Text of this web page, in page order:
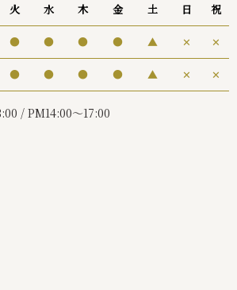
火 水 木 金 土 日 祝
● ● ● ● ▲ ✕ ✕
● ● ● ● ▲ ✕ ✕
/ PM14:00～17:00